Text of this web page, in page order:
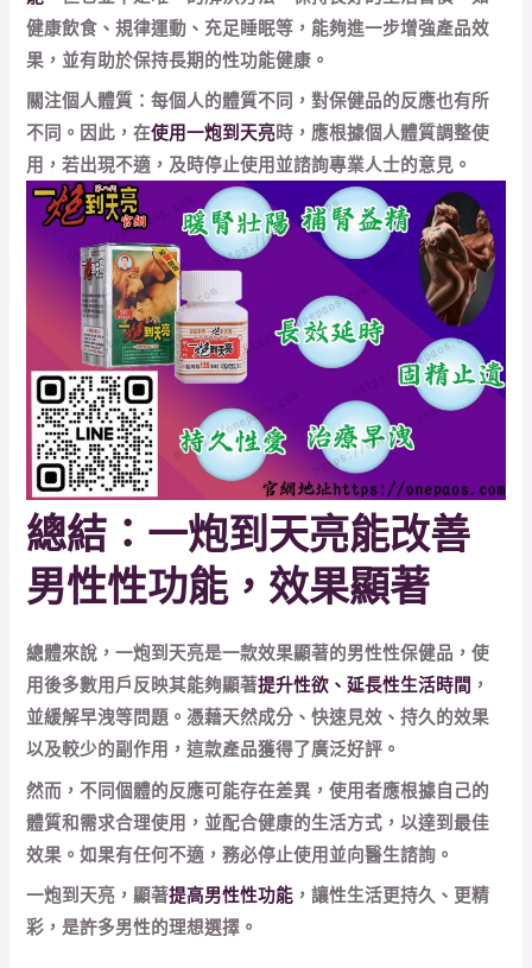
健康飲食、規律運動、充足睡眠等，能夠進一步增強產品效
果，並有助於保持長期的性功能健康。
關注個人體質：每個人的體質不同，對保健品的反應也有所
不同。因此，在使用一炮到天亮時，應根據個人體質調整使
用，若出現不適，及時停止使用並諮詢專業人士的意見。
總結：一炮到天亮能改善
男性性功能，效果顯著
總體來說，一炮到天亮是一款效果顯著的男性性保健品，使
用後多數用戶反映其能夠顯著提升性欲、延長性生活時間 ，
並緩解早洩等問題。憑藉天然成分、快速見效、持久的效果
以及較少的副作用，這款產品獲得了廣泛好評。
然而，不同個體的反應可能存在差異，使用者應根據自己的
體質和需求合理使用，並配合健康的生活方式，以達到最佳
效果。如果有任何不適，務必停止使用並向醫生諮詢。
一炮到天亮，顯著提高男性性功能 ，讓性生活更持久、更精
彩，是許多男性的理想選擇。